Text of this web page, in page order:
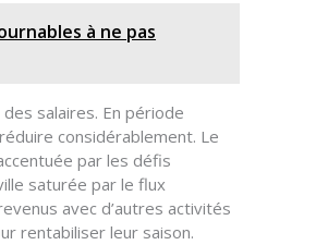
à ne pas
salaires. En période
considérablement. Le
par les défis
saturée par le flux
avec d’autres activités
rentabiliser leur saison.